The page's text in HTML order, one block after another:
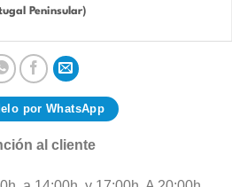
Peninsular)
por WhatsApp
al cliente